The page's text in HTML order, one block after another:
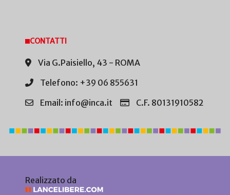
CONTATTI
Via G.Paisiello, 43 - ROMA
Telefono: +39 06 855631
Email: info@inca.it
C.F. 80131910582
Realizzato da